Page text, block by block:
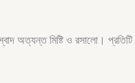
অত্যন্ত মিষ্টি ও রসালো।